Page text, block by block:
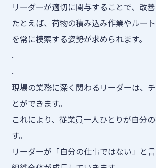
リーダーが適切に関与することで、改
たとえば、荷物の積み込み作業やルー
を常に模索する姿勢が求められます。
.
.
現場の業務に深く関わるリーダーは、
とができます。
これにより、従業員一人ひとりが自分
す。
リーダーが「自分の仕事ではない」と